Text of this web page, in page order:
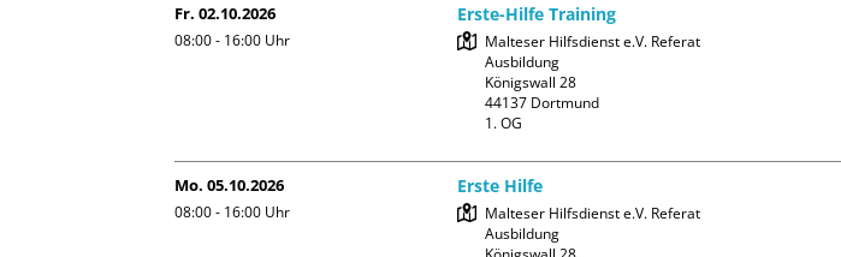
Fr. 02.10.2026
08:00 - 16:00 Uhr
Erste-Hilfe Training
Malteser Hilfsdienst e.V. Referat
Ausbildung
Königswall 28
44137 Dortmund
1. OG
Mo. 05.10.2026
08:00 - 16:00 Uhr
Erste Hilfe
Malteser Hilfsdienst e.V. Referat
Ausbildung